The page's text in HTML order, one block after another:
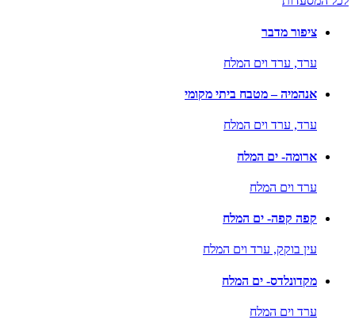
ציפור מדבר
ערד, ערד וים המלח
אנהמיה – מטבח ביתי מקומי
ערד, ערד וים המלח
ארומה- ים המלח
ערד וים המלח
קפה קפה- ים המלח
עין בוקק, ערד וים המלח
מקדונלדס- ים המלח
ערד וים המלח